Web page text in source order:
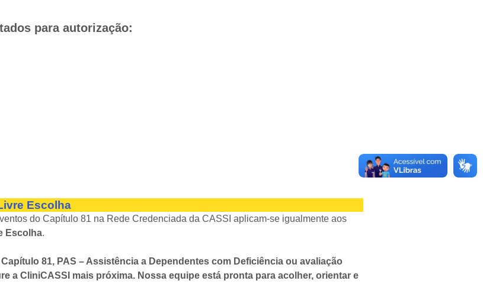
para autorização:
Escolha
do Capítulo 81 na Rede Credenciada da CASSI aplicam-se igualmente aos
Escolha.
81, PAS – Assistência a Dependentes com Deficiência ou avaliação
a CliniCASSI mais próxima. Nossa equipe está pronta para acolher, orientar e